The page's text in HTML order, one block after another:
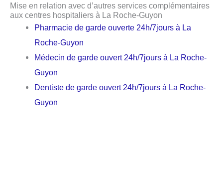
Mise en relation avec d’autres services complémentaires
aux centres hospitaliers à La Roche-Guyon
Pharmacie de garde ouverte 24h/7jours à La
Roche-Guyon
Médecin de garde ouvert 24h/7jours à La Roche-
Guyon
Dentiste de garde ouvert 24h/7jours à La Roche-
Guyon